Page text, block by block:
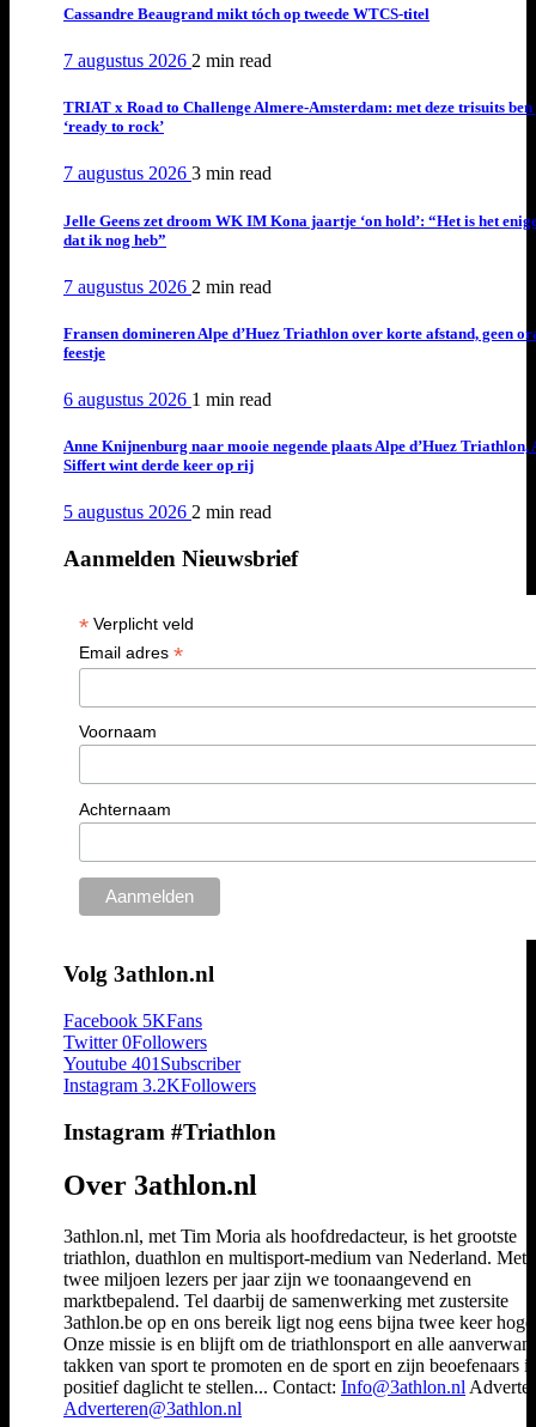
Cassandre Beaugrand mikt tóch op tweede WTCS-titel
7 augustus 2026 2 min read
TRIAT x Road to Challenge Almere-Amsterdam: met deze trisuits ben
‘ready to rock’
7 augustus 2026 3 min read
Jelle Geens zet droom WK IM Kona jaartje ‘on hold’: “Het is het
dat ik nog heb”
7 augustus 2026 2 min read
Fransen domineren Alpe d’Huez Triathlon over korte afstand, geen
feestje
6 augustus 2026 1 min read
Anne Knijnenburg naar mooie negende plaats Alpe d’Huez Triathlon,
Siffert wint derde keer op rij
5 augustus 2026 2 min read
Aanmelden Nieuwsbrief
*Verplicht veld
Email adres *
Voornaam
Achternaam
Volg 3athlon.nl
Facebook 5KFans
Twitter 0Followers
Youtube 401 Subscriber
Instagram 3.2KFollowers
Instagram #Triathlon
Over 3athlon.nl
3athlon.nl, met Tim Moria als hoofdredacteur, is het grootste
triathlon, duathlon en multisport-medium van Nederland. Met
twee miljoen lezers per jaar zijn we toonaangevend en
marktbepalend. Tel daarbij de samenwerking met zustersite
3athlon.be op en ons bereik ligt nog eens bijna twee keer
Onze missie is en blijft om de triathlonsport en alle
takken van sport te promoten en de sport en zijn beoefenaars
positief daglicht te stellen... Contact: Info@3athlon.nl
Adverteren@3athlon.nl